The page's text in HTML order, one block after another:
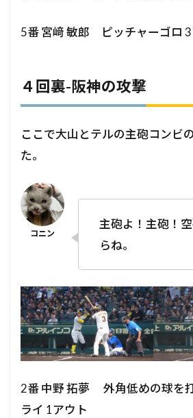
5番 宮﨑 敏郎 ピッチャーゴロ 3
４回裏-阪神の攻撃
ここで大山とテルの主砲コンビ
た。
主砲よ！主砲！
らね。
2番 中野 拓夢 外角低めの球を
ライ 1アウト